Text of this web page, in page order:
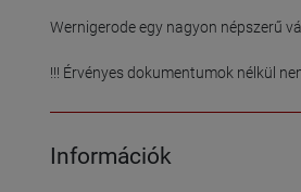
Wernigerode egy nagyon népszerű
Információk